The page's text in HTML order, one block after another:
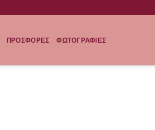
ΠΡΟΣΦΟΡΕΣ ΦΩΤΟΓΡΑΦΙΕΣ